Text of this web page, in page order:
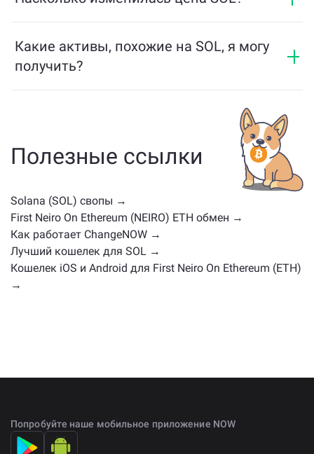
активы между разными блокчейнами.
часа.
Какие активы, похожие на SOL, я могу
получить?
— будь то стейблкоин, утилитарный токен, токен
управления или другой тип. Обычно это другие
криптовалюты с похожими случаями
использования или рыночными позициями.
Проверьте все доступные активы для обмена на
главной странице обмена
Полезные ссылки
Solana (SOL) свопы →
First Neiro On Ethereum (NEIRO) ETH обмен →
Как работает ChangeNOW →
Лучший кошелек для SOL →
Кошелек iOS и Android для First Neiro On Ethereum (ETH)
→
Попробуйте наше мобильное приложение NOW